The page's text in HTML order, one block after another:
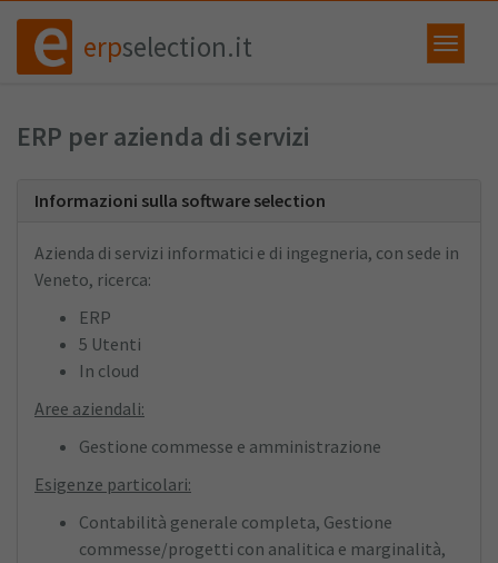
erpselection.it
ERP per azienda di servizi
Informazioni sulla software selection
Azienda di servizi informatici e di ingegneria, con sede in
Veneto, ricerca:
ERP
5 Utenti
In cloud
Aree aziendali:
Gestione commesse e amministrazione
Esigenze particolari:
Contabilità generale completa, Gestione
commesse/progetti con analitica e marginalità,